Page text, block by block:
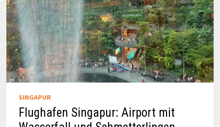
SINGAPUR
Flughafen Singapur: Airport mit